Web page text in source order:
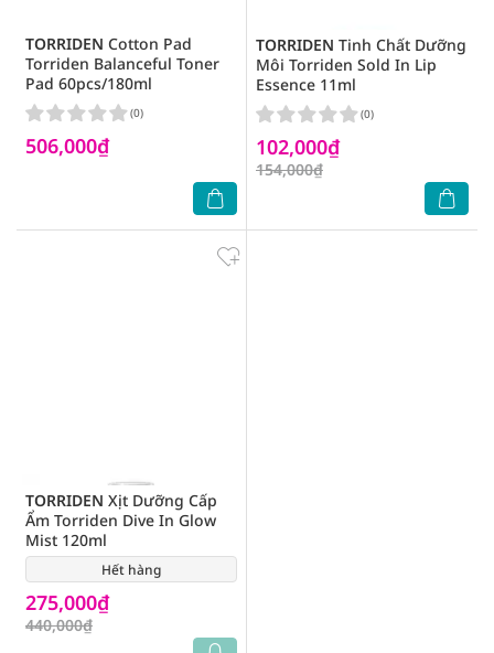
TORRIDEN Cotton Pad
Torriden Balanceful Toner
Pad 60pcs/180ml
506,000₫
(0)
TORRIDEN Tinh Chất Dưỡng
Môi Torriden Sold In Lip
Essence 11ml
102,000₫
154,000₫
(0)
Hết hàng
TORRIDEN Xịt Dưỡng Cấp
Ẩm Torriden Dive In Glow
Mist 120ml
275,000₫
440,000₫
(0)